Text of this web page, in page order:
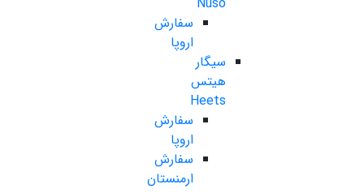
سفارش
اروپا
سیگار
هیتس
Heets
سفارش
اروپا
سفارش
ارمنستان